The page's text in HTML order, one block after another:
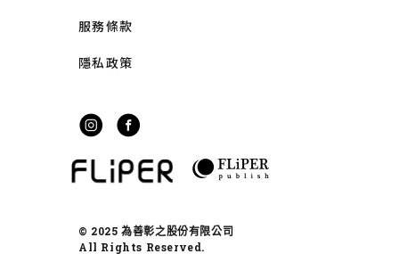
服務條款
隱私政策
© 2025 為善彰之股份有限公司
All Rights Reserved.